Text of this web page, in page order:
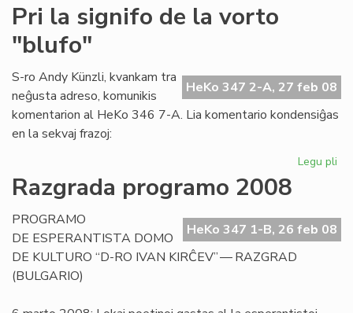
Pri la signifo de la vorto
"blufo"
HeKo 347 2-A, 27 feb 08
S-ro Andy Künzli, kvankam tra
neĝusta adreso, komunikis
komentarion al HeKo 346 7-A. Lia komentario kondensiĝas
en la sekvaj frazoj:
Legu pli
la
Razgrada programo 2008
HeKo 347 1-B, 26 feb 08
PROGRAMO
DE ESPERANTISTA DOMO
DE KULTURO “D-RO IVAN KIRĈEV” — RAZGRAD
(BULGARIO)